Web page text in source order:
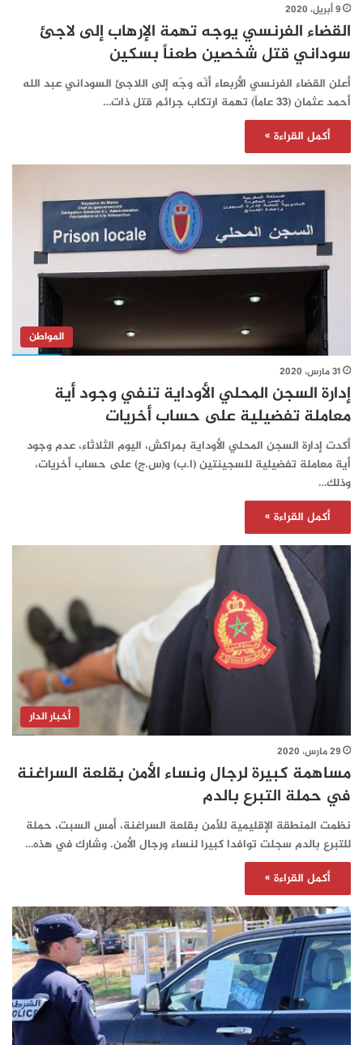
9 أبريل، 2020
القضاء الفرنسي يوجه تهمة الإرهاب إلى لاجئ
سوداني قتل شخصين طعناً بسكين
أعلن القضاء الفرنسي الأربعاء أنّه وجّه إلى اللاجئ السوداني عبد الله
أحمد عثمان (33 عاماً) تهمة ارتكاب جرائم قتل ذات…
أكمل القراءة »
المواطن
31 مارس، 2020
إدارة السجن المحلي الأوداية تنفي وجود أية
معاملة تفضيلية على حساب أخريات
أكدت إدارة السجن المحلي الأوداية بمراكش، اليوم الثلاثاء، عدم وجود
أية معاملة تفضيلية للسجينتين (ا.ب) و(س.ج) على حساب أخريات،
وذلك…
أكمل القراءة »
أخبار الدار
29 مارس، 2020
مساهمة كبيرة لرجال ونساء الأمن بقلعة السراغنة
في حملة التبرع بالدم
نظمت المنطقة الإقليمية للأمن بقلعة السراغنة، أمس السبت، حملة
للتبرع بالدم سجلت توافدا كبيرا لنساء ورجال الأمن. وشارك في هذه…
أكمل القراءة »